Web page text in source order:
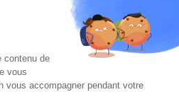
- 69001 Lyon
- 75012 Paris
contenu de
vous
vous accompagner pendant votre